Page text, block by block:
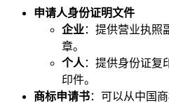
申请人身份证明文件
企业：提供营业执照
章。
个人 ：提供身份证复
印件。
商标申请书：可以从中国